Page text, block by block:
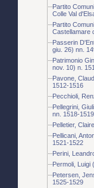
Partito
Colle Val
Partito
Castellamare
Passerin
giu. 26) nn.
Patrimonio
nov. 10) n.
Pavone,
1512-1516
Pecchioli,
Pellegrini,
nn. 1518-1519
Pelletier,
Pellicani,
1521-1522
Perini,
Permoli, Luigi
Petersen,
1525-1529